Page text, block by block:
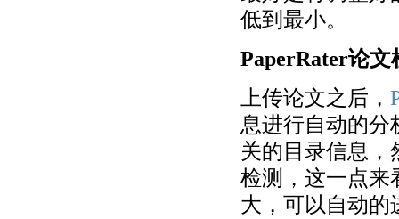
低到最小。
PaperRater论
上传论文之后，
息进行自动的分
关的目录信息
检测，这一点来
大，可以自动的